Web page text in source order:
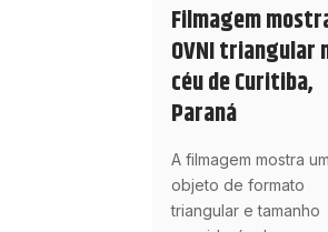
Filmagem
OVNI triangular
céu de Curitiba,
Paraná
A filmagem mostra um
objeto de formato
triangular e tamanho